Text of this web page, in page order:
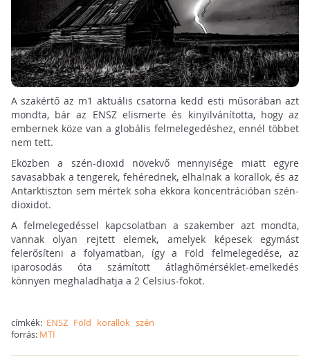
A szakértő az m1 aktuális csatorna kedd esti műsorában azt
mondta, bár az ENSZ elismerte és kinyilvánította, hogy az
embernek köze van a globális felmelegedéshez, ennél többet
nem tett.
Eközben a szén-dioxid növekvő mennyisége miatt egyre
savasabbak a tengerek, fehérednek, elhalnak a korallok, és az
Antarktiszton sem mértek soha ekkora koncentrációban szén-
dioxidot.
A felmelegedéssel kapcsolatban a szakember azt mondta,
vannak olyan rejtett elemek, amelyek képesek egymást
felerősíteni a folyamatban, így a Föld felmelegedése, az
iparosodás óta számított átlaghőmérséklet-emelkedés
könnyen meghaladhatja a 2 Celsius-fokot.
címkék: ENSZ Föld korallok szén
forrás: MTI